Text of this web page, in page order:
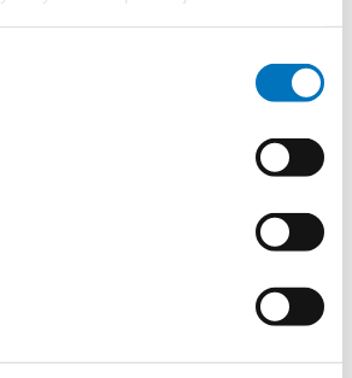
Ketjukaapeli ROBOSCHLEPP-PUR
Ketjukaapeli ROBOSCHLEPP-PUR